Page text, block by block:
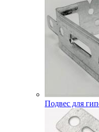
Подвес для